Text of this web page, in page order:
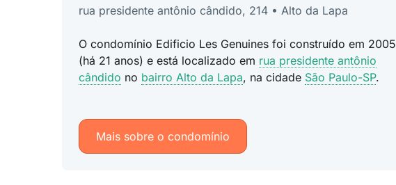
rua presidente antônio cândido, 214 • Alto da Lapa
O condomínio Edificio Les Genuines foi construído em 2005
(há 21 anos) e está localizado em rua presidente antônio
cândido no bairro Alto da Lapa, na cidade São Paulo-SP.
Mais sobre o condomínio